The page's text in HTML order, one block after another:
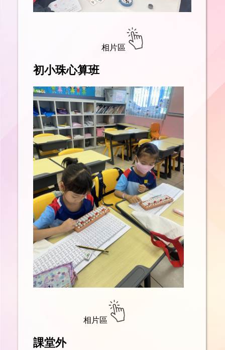
相片區
初小珠心算班
相片區
課堂外